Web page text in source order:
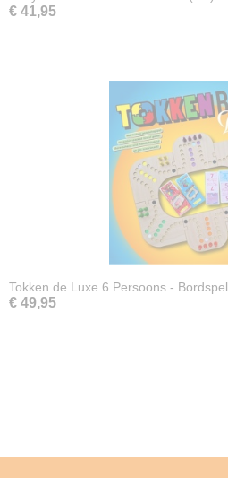
€ 41,95
Tokken de Luxe 6 Persoons - Bordspel
€ 49,95